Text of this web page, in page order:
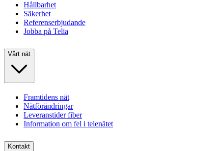
Hållbarhet
Säkerhet
Referenserbjudande
Jobba på Telia
Vårt nät
Framtidens nät
Nätförändringar
Leveranstider fiber
Information om fel i telenätet
Kontakt